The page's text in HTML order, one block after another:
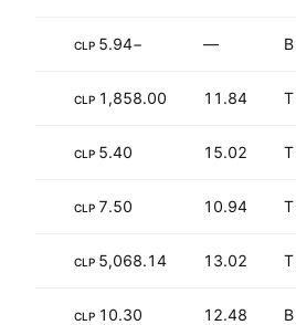
—
−5.94
CLP
11.84
1,858.00
CLP
15.02
5.40
CLP
10.94
7.50
CLP
13.02
5,068.14
CLP
12.48
10.30
CLP